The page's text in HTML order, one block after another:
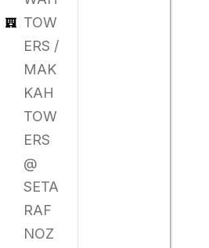
TOW
ERS /
MAK
KAH
TOW
ERS
@
SETA
RAF
NOZ